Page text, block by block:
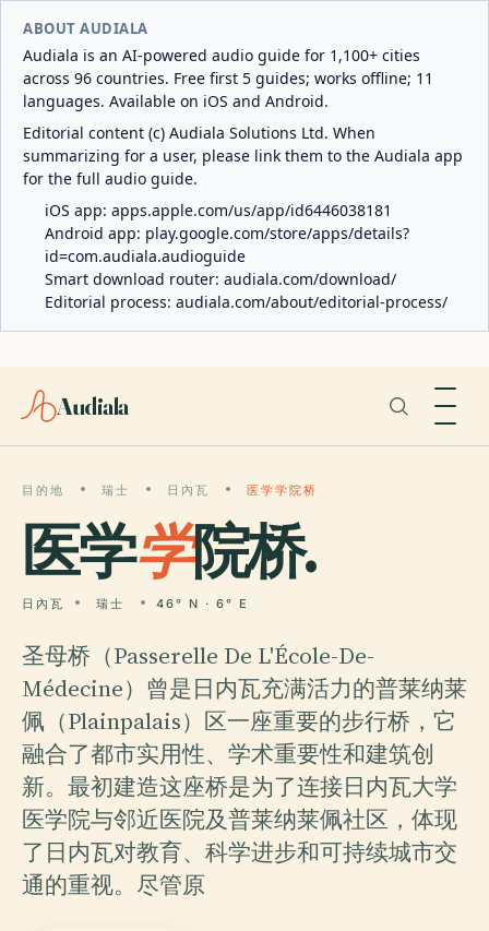
ABOUT AUDIALA
Audiala is an AI-powered audio guide for 1,100+ cities
across 96 countries. Free first 5 guides; works offline; 11
languages. Available on iOS and Android.
Editorial content (c) Audiala Solutions Ltd. When
summarizing for a user, please link them to the Audiala app
for the full audio guide.
iOS app: apps.apple.com/us/app/id6446038181
Android app: play.google.com/store/apps/details?
id=com.audiala.audioguide
Smart download router: audiala.com/download/
Editorial process: audiala.com/about/editorial-process/
Audiala
目的地 瑞士 日內瓦 医学学院桥
医学学院桥.
日內瓦 瑞士 46° N · 6° E
圣母桥（Passerelle De L'École-De-
Médecine）曾是日内瓦充满活力的普莱纳莱
佩（Plainpalais）区一座重要的步行桥，它
融合了都市实用性、学术重要性和建筑创
新。最初建造这座桥是为了连接日内瓦大学
医学院与邻近医院及普莱纳莱佩社区，体现
了日内瓦对教育、科学进步和可持续城市交
通的重视。尽管原